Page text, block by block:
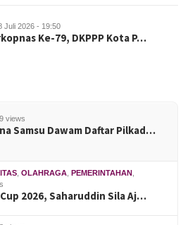
Juli 2026 - 19:50
Ke-79, DKPPP Kota P…
views
Samsu Dawam Daftar Pilkad…
OLAHRAGA PEMERINTAHAN
2026, Saharuddin Sila Aj…